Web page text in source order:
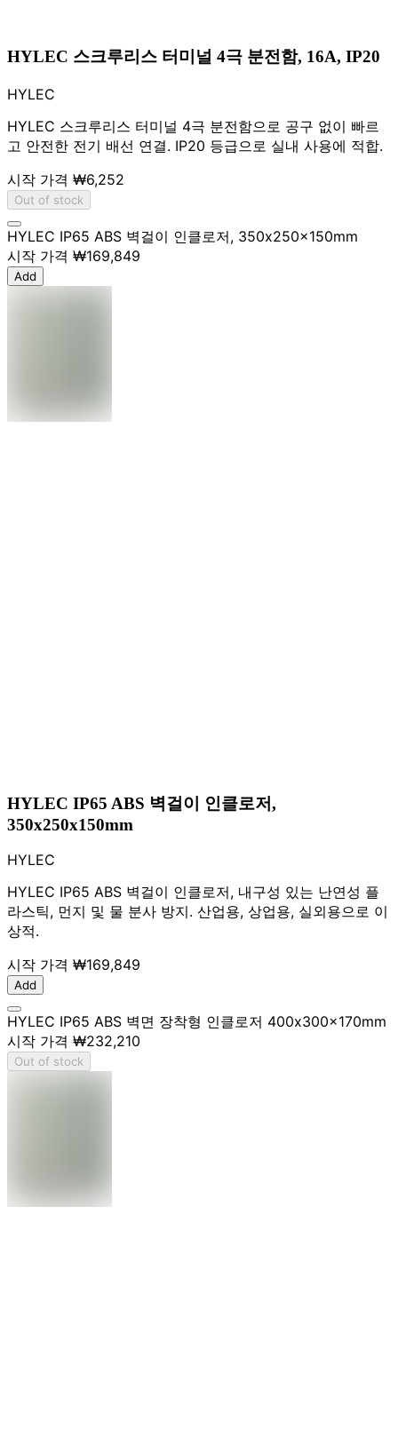
HYLEC 스크루리스 터미널 4극 분전함, 16A, IP20
HYLEC
HYLEC 스크루리스 터미널 4극 분전함으로 공구 없이 빠르
고 안전한 전기 배선 연결. IP20 등급으로 실내 사용에 적합.
시작 가격 ₩6,252
Out of stock
HYLEC IP65 ABS 벽걸이 인클로저, 350x250x150mm
시작 가격 ₩169,849
Add
HYLEC IP65 ABS 벽걸이 인클로저,
350x250x150mm
HYLEC
HYLEC IP65 ABS 벽걸이 인클로저, 내구성 있는 난연성 플
라스틱, 먼지 및 물 분사 방지. 산업용, 상업용, 실외용으로 이
상적.
시작 가격 ₩169,849
Add
HYLEC IP65 ABS 벽면 장착형 인클로저 400x300x170mm
시작 가격 ₩232,210
Out of stock